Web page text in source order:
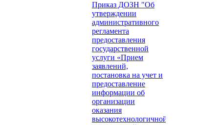
Приказ ДОЗН "Об
утверждении
административного
регламента
предоставления
государственной
услуги «Прием
заявлений,
постановка на учет и
предоставление
информации об
организации
оказания
высокотехнологичной